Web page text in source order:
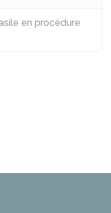
en procédure